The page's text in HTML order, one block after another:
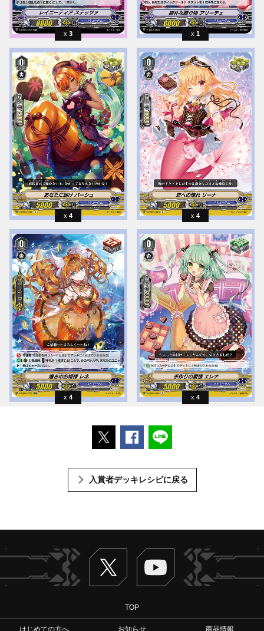
3 1
4 4
4 4
ポストするFacebookでシェアする
入賞者デッキレシピに戻る
Twitter ヴァンガードch
TOP
はじめての方へ お知らせ
商品情報